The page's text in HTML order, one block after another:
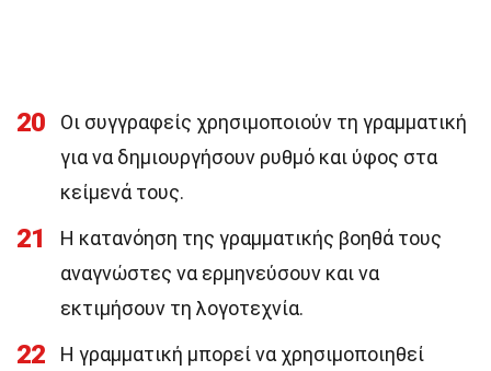
20
Οι συγγραφείς χρησιμοποιούν τη γραμματική
για να δημιουργήσουν ρυθμό και ύφος στα
κείμενά τους.
21
Η κατανόηση της γραμματικής βοηθά τους
αναγνώστες να ερμηνεύσουν και να
εκτιμήσουν τη λογοτεχνία.
22
Η γραμματική μπορεί να χρησιμοποιηθεί